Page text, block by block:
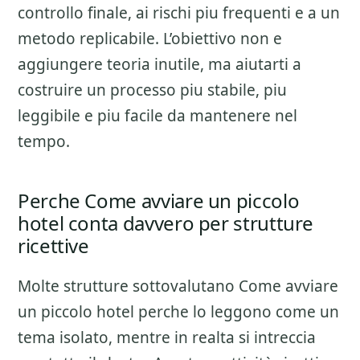
controllo finale, ai rischi piu frequenti e a un
metodo replicabile. L’obiettivo non e
aggiungere teoria inutile, ma aiutarti a
costruire un processo piu stabile, piu
leggibile e piu facile da mantenere nel
tempo.
Perche Come avviare un piccolo
hotel conta davvero per strutture
ricettive
Molte strutture sottovalutano Come avviare
un piccolo hotel perche lo leggono come un
tema isolato, mentre in realta si intreccia